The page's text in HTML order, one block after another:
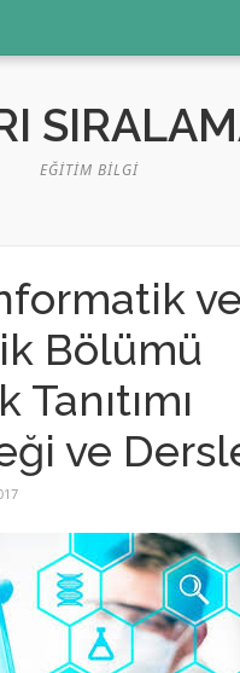
EĞITIM BILGI
ve
Bölümü
Tanıtımı
ve